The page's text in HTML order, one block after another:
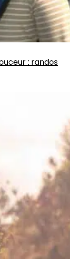
: randos